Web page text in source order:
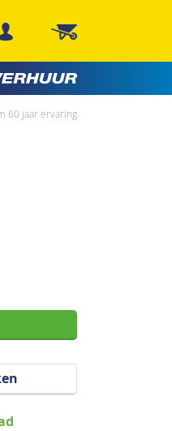
Winkelwagen
60 jaar ervaring